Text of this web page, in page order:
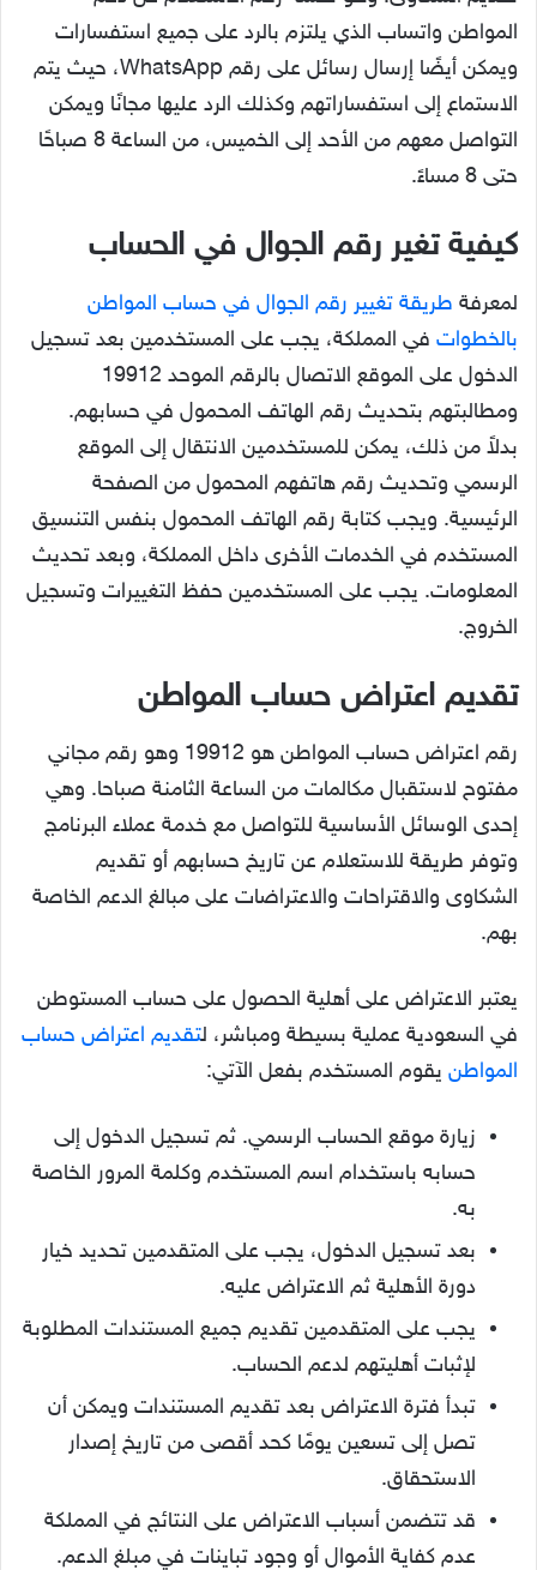
المواطن واتساب الذي يلتزم بالرد على جميع استفسارات
ويمكن أيضًا إرسال رسائل على رقم WhatsApp، حيث يتم
الاستماع إلى استفساراتهم وكذلك الرد عليها مجانًا ويمكن
التواصل معهم من الأحد إلى الخميس، من الساعة 8 صباحًا
حتى 8 مساءً.
كيفية تغير رقم الجوال في الحساب
لمعرفة طريقة تغيير رقم الجوال في حساب المواطن
بالخطوات في المملكة، يجب على المستخدمين بعد تسجيل
الدخول على الموقع الاتصال بالرقم الموحد 19912
ومطالبتهم بتحديث رقم الهاتف المحمول في حسابهم.
بدلاً من ذلك، يمكن للمستخدمين الانتقال إلى الموقع
الرسمي وتحديث رقم هاتفهم المحمول من الصفحة
الرئيسية. ويجب كتابة رقم الهاتف المحمول بنفس التنسيق
المستخدم في الخدمات الأخرى داخل المملكة، وبعد تحديث
المعلومات. يجب على المستخدمين حفظ التغييرات وتسجيل
الخروج.
تقديم اعتراض حساب المواطن
رقم اعتراض حساب المواطن هو 19912 وهو رقم مجاني
مفتوح لاستقبال مكالمات من الساعة الثامنة صباحا. وهي
إحدى الوسائل الأساسية للتواصل مع خدمة عملاء البرنامج
وتوفر طريقة للاستعلام عن تاريخ حسابهم أو تقديم
الشكاوى والاقتراحات والاعتراضات على مبالغ الدعم الخاصة
بهم.
يعتبر الاعتراض على أهلية الحصول على حساب المستوطن
في السعودية عملية بسيطة ومباشر، لتقديم اعتراض حساب
المواطن يقوم المستخدم بفعل الآتي:
زيارة موقع الحساب الرسمي. ثم تسجيل الدخول إلى
حسابه باستخدام اسم المستخدم وكلمة المرور الخاصة
به.
بعد تسجيل الدخول، يجب على المتقدمين تحديد خيار
دورة الأهلية ثم الاعتراض عليه.
يجب على المتقدمين تقديم جميع المستندات المطلوبة
لإثبات أهليتهم لدعم الحساب.
تبدأ فترة الاعتراض بعد تقديم المستندات ويمكن أن
تصل إلى تسعين يومًا كحد أقصى من تاريخ إصدار
الاستحقاق.
قد تتضمن أسباب الاعتراض على النتائج في المملكة
عدم كفاية الأموال أو وجود تباينات في مبلغ الدعم.